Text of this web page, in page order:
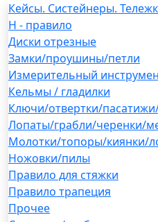
Кейсы. Систейнеры.
H - правило
Диски отрезные
Замки/проушины/петли
Измерительный
Кельмы / гладилки
Ключи/отвертки/
Лопаты/грабли/черенки/
Молотки/топоры/киянки/
Ножовки/пилы
Правило для стяжки
Правило трапеция
Прочее